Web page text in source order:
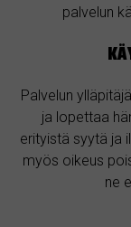
palvelun
Palvelun
ja lopettaa
erityistä syytä ja
myös oikeus
ne